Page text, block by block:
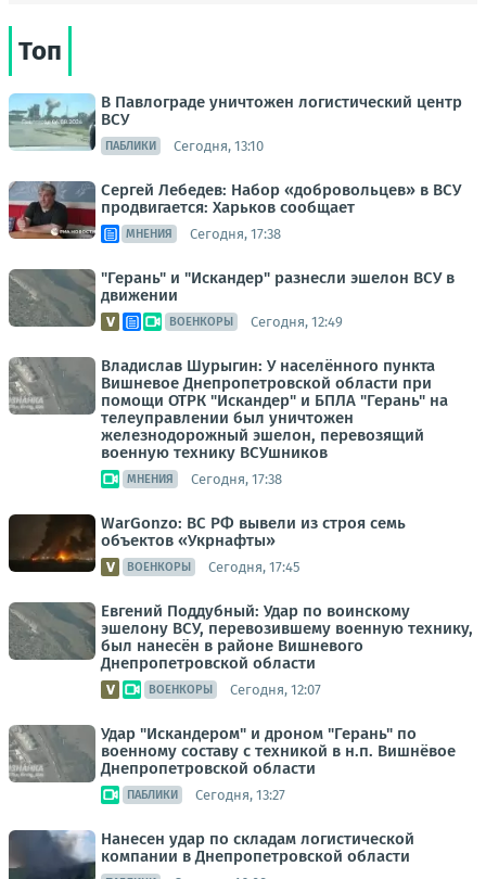
Топ
В Павлограде уничтожен логистический центр
ВСУ
ПАБЛИКИ Сегодня, 13:10
Сергей Лебедев: Набор «добровольцев» в ВСУ
продвигается: Харьков сообщает
МНЕНИЯ Сегодня, 17:38
"Герань" и "Искандер" разнесли эшелон ВСУ в
движении
ВОЕНКОРЫ Сегодня, 12:49
Владислав Шурыгин: У населённого пункта
Вишневое Днепропетровской области при
помощи ОТРК "Искандер" и БПЛА "Герань" на
телеуправлении был уничтожен
железнодорожный эшелон, перевозящий
военную технику ВСУшников
МНЕНИЯ Сегодня, 17:38
WarGonzo: ВС РФ вывели из строя семь
объектов «Укрнафты»
ВОЕНКОРЫ Сегодня, 17:45
Евгений Поддубный: Удар по воинскому
эшелону ВСУ, перевозившему военную технику,
был нанесён в районе Вишневого
Днепропетровской области
ВОЕНКОРЫ Сегодня, 12:07
Удар "Искандером" и дроном "Герань" по
военному составу с техникой в н.п. Вишнёвое
Днепропетровской области
ПАБЛИКИ Сегодня, 13:27
Нанесен удар по складам логистической
компании в Днепропетровской области